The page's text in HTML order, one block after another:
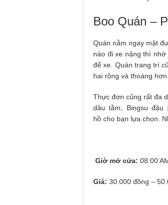
Boo Quán –
Quán nằm ngay mặt
nào đi xe nặng thì
để xe. Quán trang trí
hai rộng và thoáng
Thực đơn cũng rất đa
dâu tằm, Bingsu đậu
hồ cho bạn lựa chọn.
Giờ mở cửa: 08:00
Giá: 30.000 đồng –